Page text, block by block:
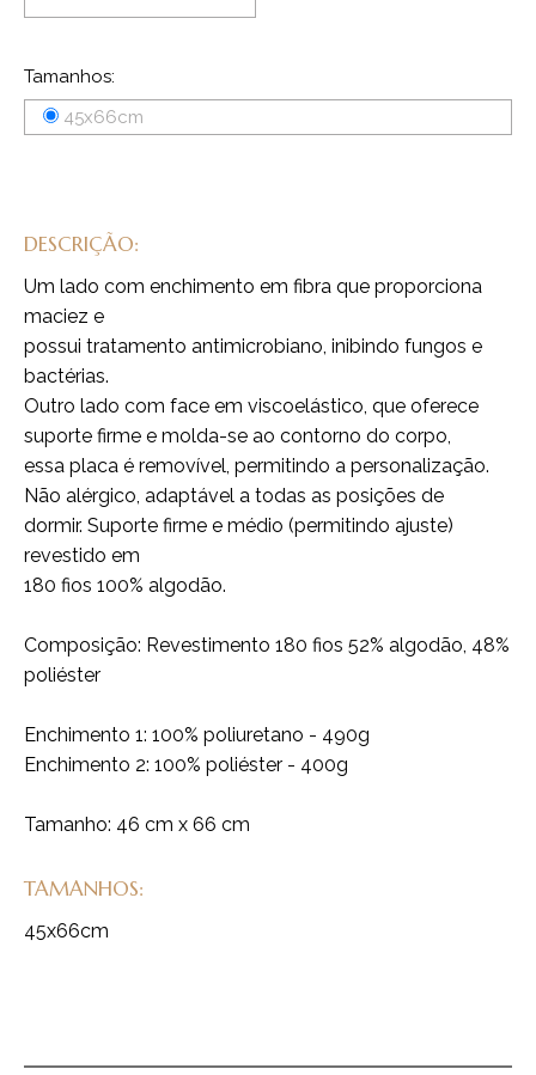
Tamanhos:
45x66cm
DESCRIÇÃO:
Um lado com enchimento em fibra que proporciona
maciez e
possui tratamento antimicrobiano, inibindo fungos e
bactérias.
Outro lado com face em viscoelástico, que oferece
suporte firme e molda-se ao contorno do corpo,
essa placa é removível, permitindo a personalização.
Não alérgico, adaptável a todas as posições de
dormir. Suporte firme e médio (permitindo ajuste)
revestido em
180 fios 100% algodão.
Composição: Revestimento 180 fios 52% algodão, 48%
poliéster
Enchimento 1: 100% poliuretano - 490g
Enchimento 2: 100% poliéster - 400g
Tamanho: 46 cm x 66 cm
TAMANHOS:
45x66cm